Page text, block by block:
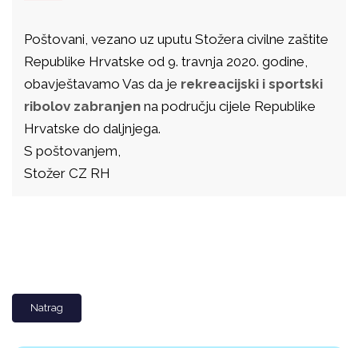
Poštovani, vezano uz uputu Stožera civilne zaštite
Republike Hrvatske od 9. travnja 2020. godine,
obavještavamo Vas da je rekreacijski i sportski
ribolov zabranjen na području cijele Republike
Hrvatske do daljnjega.
S poštovanjem,
Stožer CZ RH
Natrag